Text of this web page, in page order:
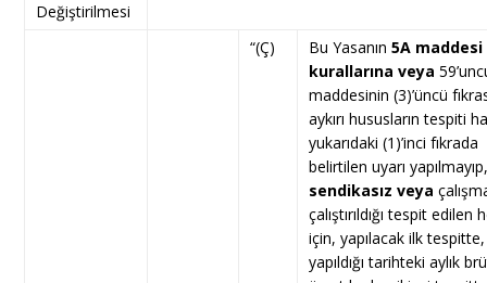
Değiştirilmesi
“(Ç) Bu Yasanın 5A maddesi
kurallarına veya
maddesinin (3)’üncü
aykırı hususların tespiti
yukarıdaki (1)’inci fıkrada
belirtilen uyarı yapılmayıp,
sendikasız veya
çalıştırıldığı tespit edilen
için, yapılacak ilk
yapıldığı tarihteki aylık